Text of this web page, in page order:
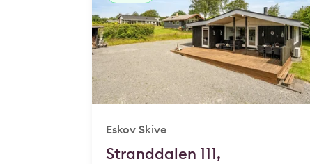
Eskov Skive
Stranddalen 111,